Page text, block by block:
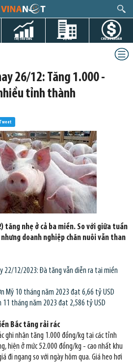
THỊ TRƯỜNG DỰ ÁN CHỨNG KHOÁN
26/12: Tăng 1.000 -
tỉnh thành
Tweet
tăng nhẹ ở cả ba miền. So với giữa tuần
doanh nghiệp chăn nuôi vẫn than
22/12/2023: Đà tăng vẫn diễn ra tại miền
Mỹ 10 tháng năm 2023 đạt 6,66 tỷ USD
tháng năm 2023 đạt 2,586 tỷ USD
Bắc tăng rải rác
ghi nhận tăng 1.000 đồng/kg tại các tỉnh
hiện ở mức 52.000 đồng/kg - cao nhất khu
đi ngang so với ngày hôm qua. Giá heo hơi